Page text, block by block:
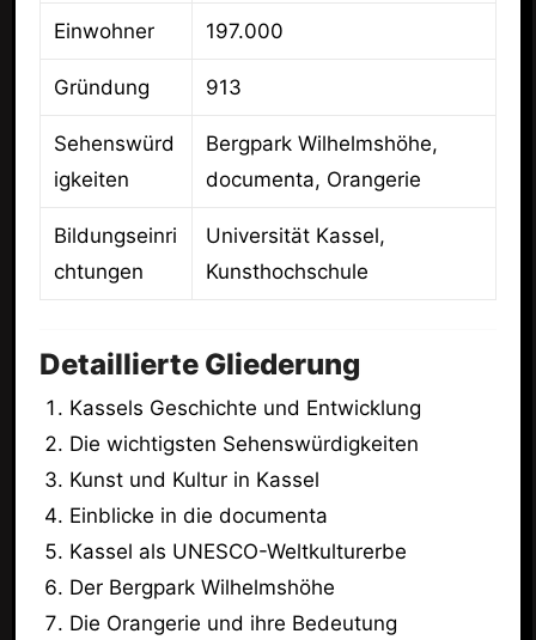
Einwohner
197.000
Gründung 913
Sehenswürd
igkeiten
Bergpark Wilhelmshöhe,
documenta, Orangerie
Bildungseinri
chtungen
Universität Kassel,
Kunsthochschule
Detaillierte Gliederung
Kassels Geschichte und Entwicklung
Die wichtigsten Sehenswürdigkeiten
Kunst und Kultur in Kassel
Einblicke in die documenta
Kassel als UNESCO-Weltkulturerbe
Der Bergpark Wilhelmshöhe
Die Orangerie und ihre Bedeutung